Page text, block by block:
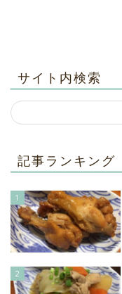
サイト内検索
記事ランキング
1
2